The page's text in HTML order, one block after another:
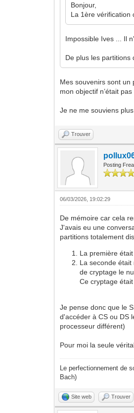
Bonjour,
La 1ère vérification
Impossible Ives ... Il
De plus les partitions
Mes souvenirs sont un
mon objectif n’était
Je ne me souviens
Trouver
Posting
06/03/2026, 19:02:29
De mémoire car cela
J'avais eu une
partitions totalement
La première
La seconde
de cryptage le
Ce cryptage
Je pense donc que le
d'accéder à CS ou DS
processeur différent)
Pour moi la seule
Le perfectionnement de
Bach)
Site web Trouver